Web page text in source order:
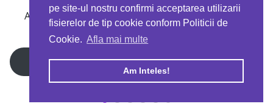
pe site-ul nostru confirmi acceptarea utilizarii
fisierelor de tip cookie conform Politicii de
Cookie. Afla mai multe
Am Inteles!
Copyright © 2026 EAT & TRACK S.R.L
Ai 40%reducere la orice comandă folosind codul
EATTRACK
Profită acum